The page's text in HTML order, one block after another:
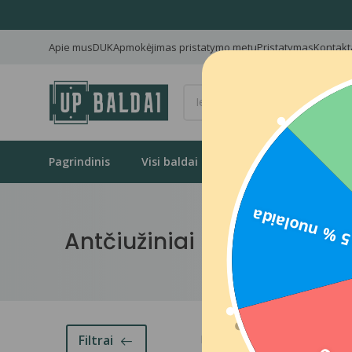
Apie musDUKApmokėjimas pristatymo metuPristatymas
Pagrindinis Visi baldai Svetainė
Antčiužiniai
Filtrai Pašalinti filtrus
5 % nuolaida